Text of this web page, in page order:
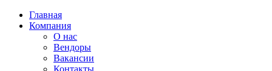
Главная
Компания
О нас
Вендоры
Вакансии
Контакты